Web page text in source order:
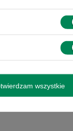
wszystkie